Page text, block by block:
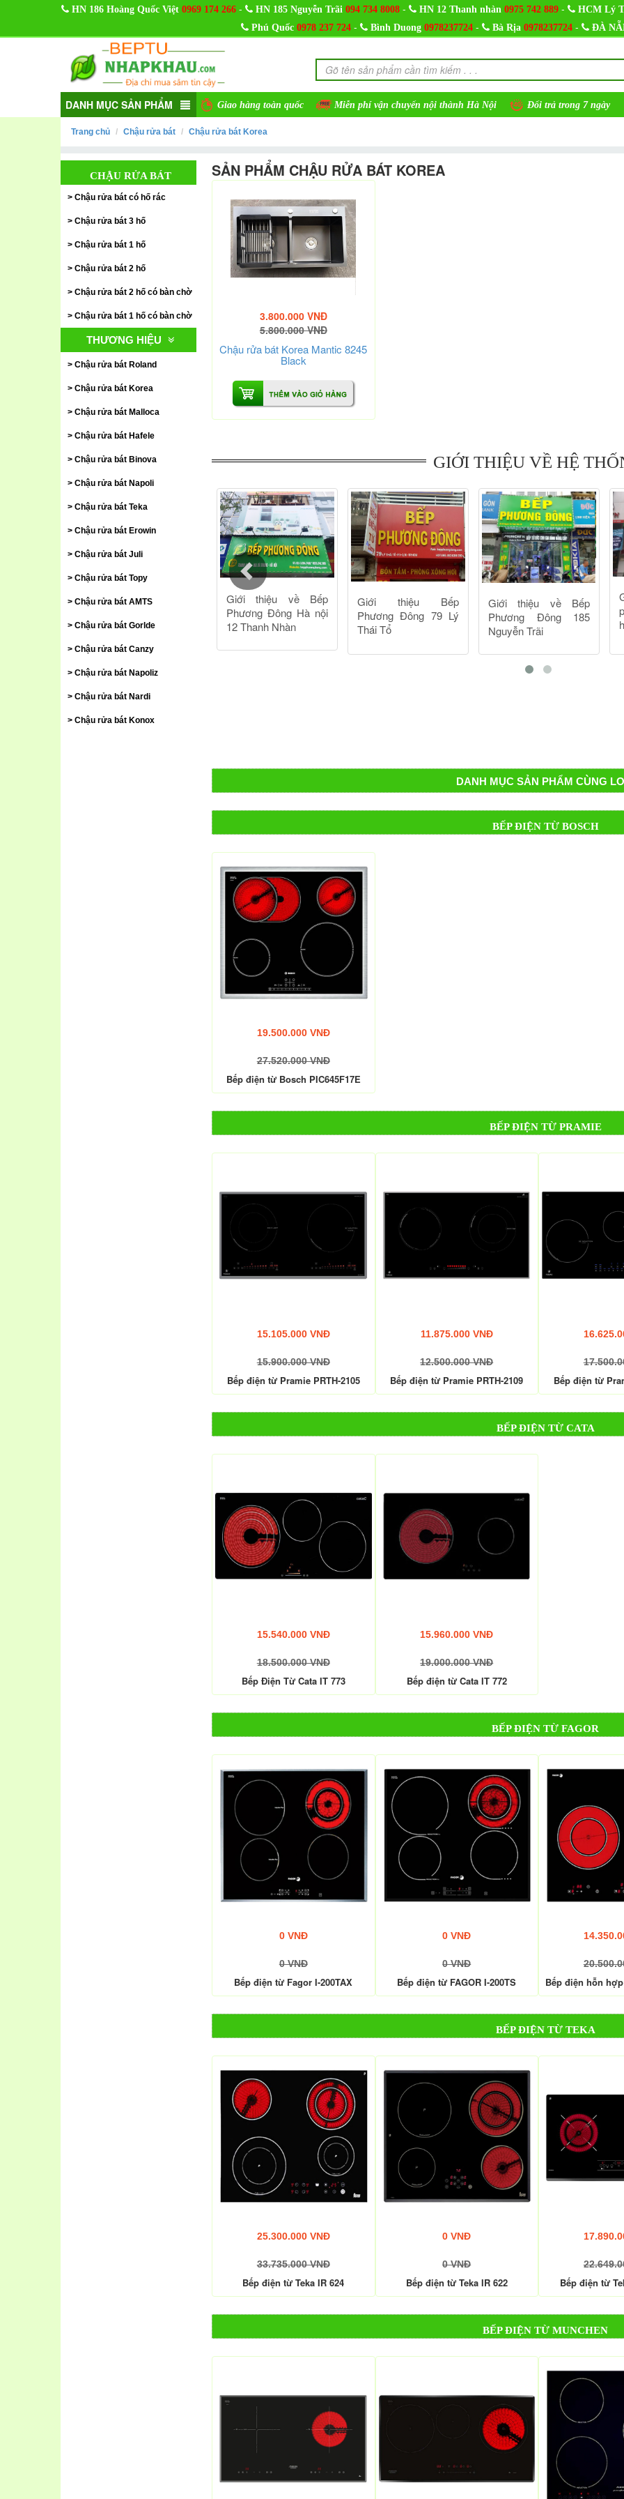
HN 186 Hoàng Quốc Việt 0969 174 266- HN 185 Nguyễn Trãi 094 734 8008- HN 12 Thanh nhàn 0975 742 889-
HCM Lý
Phú Quốc 0978 237 724 - Bình Duong 0978237724 - Bà Rịa 0978237724 - ĐÀ
DANH MỤC SẢN PHẨM Giao hàng toàn quốc Miễn phí vận chuyển nội thành Hà Nội Đổi trả trong 7 ngày
Trang chủ Chậu rửa bát Chậu rửa bát Korea
CHẬU RỬA BÁT
Chậu rửa bát có hố rác
Chậu rửa bát 3 hố
Chậu rửa bát 1 hố
Chậu rửa bát 2 hố
Chậu rửa bát 2 hố có bàn chờ
Chậu rửa bát 1 hố có bàn chờ
THƯƠNG HIỆU
Chậu rửa bát Roland
Chậu rửa bát Korea
Chậu rửa bát Malloca
Chậu rửa bát Hafele
Chậu rửa bát Binova
Chậu rửa bát Napoli
Chậu rửa bát Teka
Chậu rửa bát Erowin
Chậu rửa bát Juli
Chậu rửa bát Topy
Chậu rửa bát AMTS
Chậu rửa bát Gorlde
Chậu rửa bát Canzy
Chậu rửa bát Napoliz
Chậu rửa bát Nardi
Chậu rửa bát Konox
SẢN PHẨM CHẬU RỬA BÁT KOREA
3.800.000 VNĐ
5.800.000 VNĐ
Chậu rửa bát Korea Mantic 8245
Black
DANH MỤC SẢN PHẨM CÙNG
BẾP ĐIỆN TỪ BOSCH
19.500.000 VNĐ
27.520.000 VNĐ
Bếp điện từ Bosch PIC645F17E
BẾP ĐIỆN TỪ PRAMIE
15.105.000 VNĐ
15.900.000 VNĐ
Bếp điện từ Pramie PRTH-2105
11.875.000 VNĐ
12.500.000 VNĐ
Bếp điện từ Pramie PRTH-2109 Bếp điện từ
BẾP ĐIỆN TỪ CATA
15.540.000 VNĐ
18.500.000 VNĐ
Bếp Điện Từ Cata IT 773
15.960.000 VNĐ
19.000.000 VNĐ
Bếp điện từ Cata IT 772
BẾP ĐIỆN TỪ FAGOR
0 VNĐ
0 VNĐ
Bếp điện từ Fagor I-200TAX
0 VNĐ
0 VNĐ
Bếp điện từ FAGOR I-200TS Bếp điện hỗn
BẾP ĐIỆN TỪ TEKA
25.300.000 VNĐ
33.735.000 VNĐ
Bếp điện từ Teka IR 624
0 VNĐ
0 VNĐ
Bếp điện từ Teka IR 622 Bếp điện từ
BẾP ĐIỆN TỪ MUNCHEN